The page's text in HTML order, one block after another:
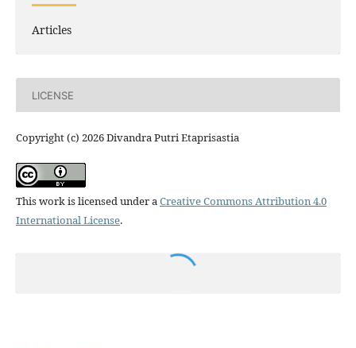
Articles
LICENSE
Copyright (c) 2026 Divandra Putri Etaprisastia
This work is licensed under aCreative Commons Attribution 4.0
International License.